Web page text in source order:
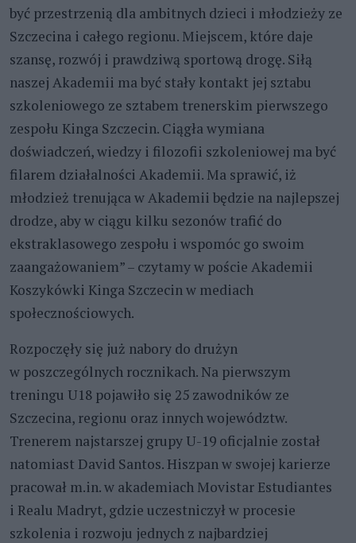
być przestrzenią dla ambitnych dzieci i młodzieży ze
Szczecina i całego regionu. Miejscem, które daje
szansę, rozwój i prawdziwą sportową drogę. Siłą
naszej Akademii ma być stały kontakt jej sztabu
szkoleniowego ze sztabem trenerskim pierwszego
zespołu Kinga Szczecin. Ciągła wymiana
doświadczeń, wiedzy i filozofii szkoleniowej ma być
filarem działalności Akademii. Ma sprawić, iż
młodzież trenująca w Akademii będzie na najlepszej
drodze, aby w ciągu kilku sezonów trafić do
ekstraklasowego zespołu i wspomóc go swoim
zaangażowaniem” – czytamy w poście Akademii
Koszykówki Kinga Szczecin w mediach
społecznościowych.
Rozpoczęły się już nabory do drużyn
w poszczególnych rocznikach. Na pierwszym
treningu U18 pojawiło się 25 zawodników ze
Szczecina, regionu oraz innych województw.
Trenerem najstarszej grupy U-19 oficjalnie został
natomiast David Santos. Hiszpan w swojej karierze
pracował m.in. w akademiach Movistar Estudiantes
i Realu Madryt, gdzie uczestniczył w procesie
szkolenia i rozwoju jednych z najbardziej